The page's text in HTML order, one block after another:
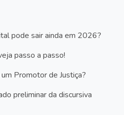
pode sair ainda em 2026?
passo a passo!
Promotor de Justiça?
preliminar da discursiva